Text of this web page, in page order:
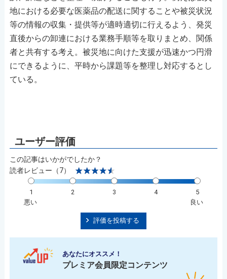
地における必要な医薬品の配送に関することや被災状況
等の情報の収集・提供等が適時適切に行えるよう、発災
直後からの卸連における業務手順等を取りまとめ、関係
者と共有する考え。被災地に向けた支援が迅速かつ円滑
にできるように、平時から課題等を整理し対応するとし
ている。
この記事はいかがでしたか？
読者レビュー（7）
1 2 3 4
5
悪い
良い
評価を投稿する
あなたにオススメ！
プレミア会員限定コンテンツ